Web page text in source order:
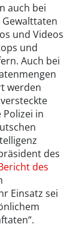
auch bei
und Videos
und
Auch bei
werden
in
des
des
Einsatz sei